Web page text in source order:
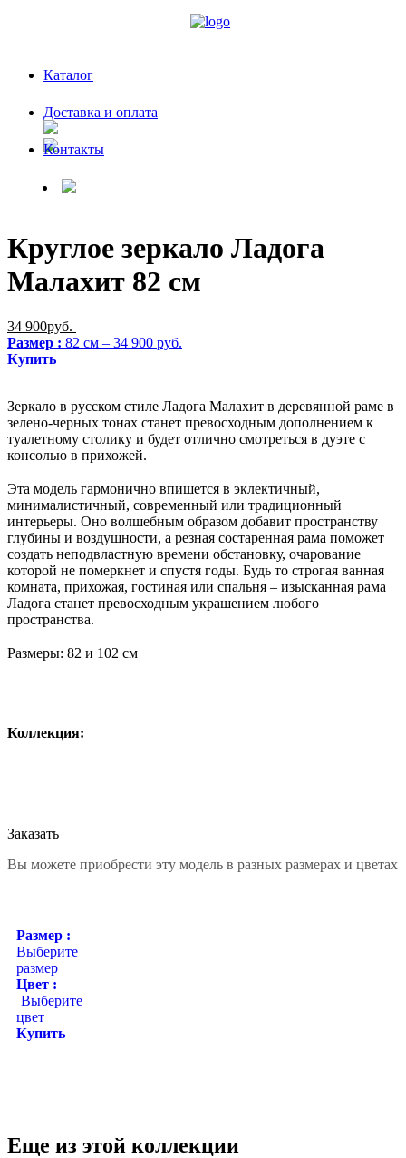
Каталог
Доставка и оплата
Контакты
Круглое зеркало Ладога
Малахит 82 см
34 900руб.
Размер : 82 см – 34 900 руб.
Купить
Зеркало в русском стиле Ладога Малахит в деревянной раме в
зелено-черных тонах станет превосходным дополнением к
туалетному столику и будет отлично смотреться в дуэте с
консолью в прихожей.
Эта модель гармонично впишется в эклектичный,
минималистичный, современный или традиционный
интерьеры. Оно волшебным образом добавит пространству
глубины и воздушности, а резная состаренная рама поможет
создать неподвластную времени обстановку, очарование
которой не померкнет и спустя годы. Будь то строгая ванная
комната, прихожая, гостиная или спальня – изысканная рама
Ладога станет превосходным украшением любого
пространства.
Размеры: 82 и 102 см
Коллекция:
Заказать
Вы можете приобрести эту модель в разных размерах и цветах
Размер :
Выберите
размер
Цвет :
Выберите
цвет
Купить
Еще из этой коллекции